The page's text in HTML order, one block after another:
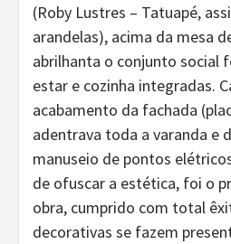
(Roby Lustres – Tatuapé,
arandelas), acima da mesa
abrilhanta o conjunto social
estar e cozinha integradas.
acabamento da fachada
adentrava toda a varanda e
manuseio de pontos
de ofuscar a estética, foi o
obra, cumprido com total
decorativas se fazem